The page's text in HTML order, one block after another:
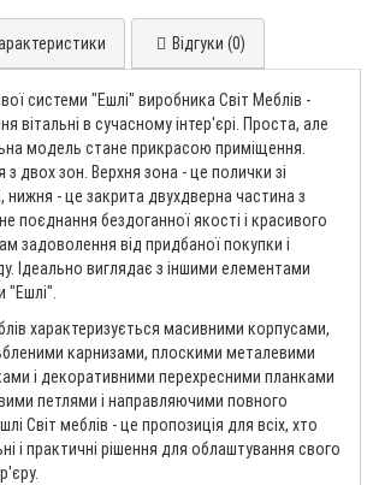
Відгуки (0)
системи "Ешлі" виробника Світ Меблів -
вітальні в сучасному інтер'єрі. Проста, але
модель стане прикрасою приміщення.
двох зон. Верхня зона - це полички зі
- це закрита двухдверна частина з
поєднання бездоганної якості і красивого
задоволення від придбаної покупки і
Ідеально виглядає з іншими елементами
"Ешлі".
характеризується масивними корпусами,
карнизами, плоскими металевими
і декоративними перехресними планками
петлями і направляючими повного
Світ меблів - це пропозиція для всіх, хто
і практичні рішення для облаштування свого